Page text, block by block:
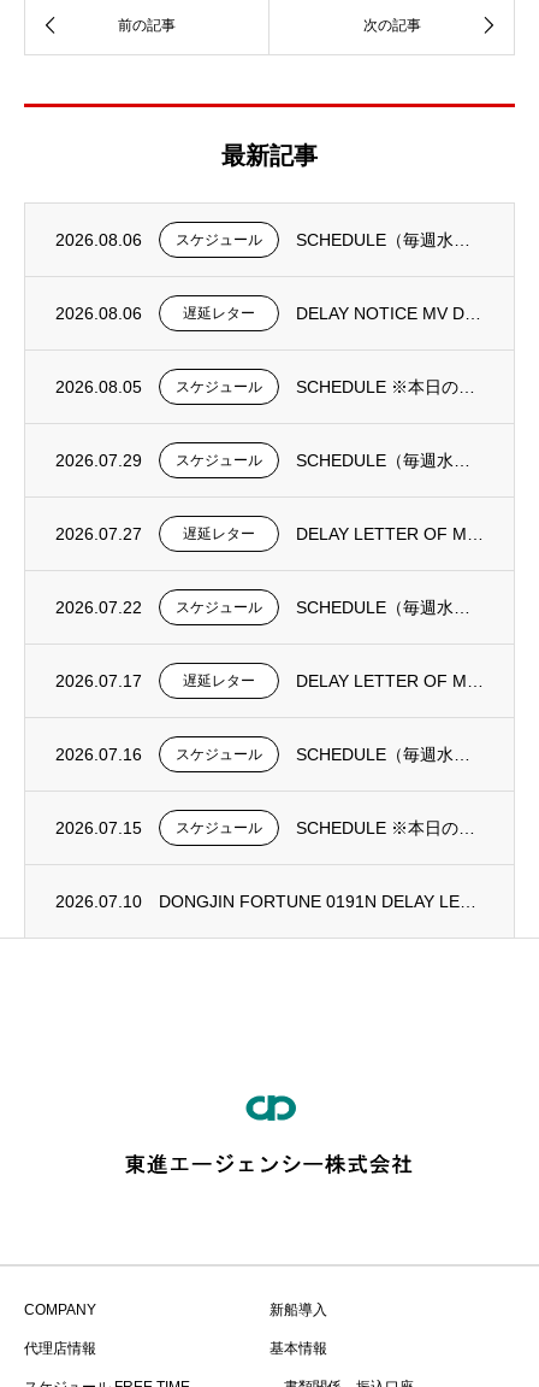
最新記事
2026.08.06 スケジュール
2026.08.06 遅延レター
2026.08.05 スケジュール
2026.07.29 スケジュール
2026.07.27 遅延レター
2026.07.22 スケジュール
2026.07.17 遅延レター
2026.07.16 スケジュール
2026.07.15 スケジュール
2026.07.10
COMPANY 新船導入
代理店情報 基本情報